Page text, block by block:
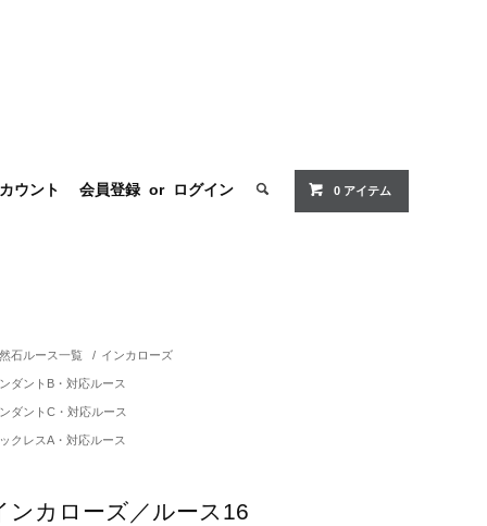
ウント 会員登録 or ログイン 0 アイテム
石ルース一覧 / インカローズ
ダントB・対応ルース
ダントC・対応ルース
クレスA・対応ルース
ンカローズ／ルース16